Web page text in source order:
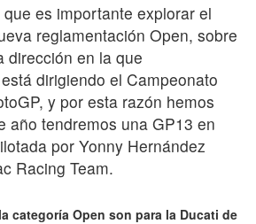
es importante explorar el
reglamentación Open, sobre
dirección en la que
dirigiendo el Campeonato
y por esta razón hemos
año tendremos una GP13 en
por Yonny Hernández
Racing Team.
categoría Open son para la Ducati de